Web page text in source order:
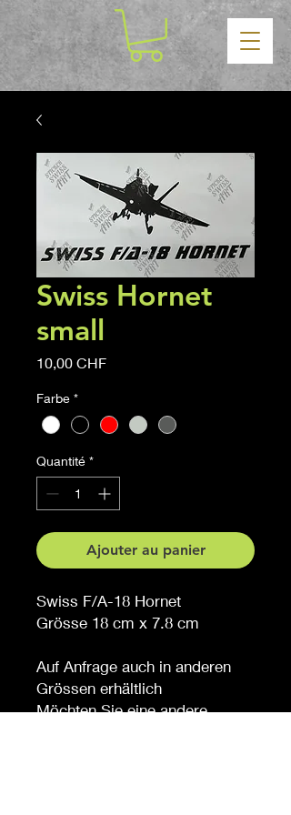
Swiss Hornet
small
10,00 CHFPrix
Farbe *
Quantité *
Ajouter au panier
Swiss F/A-18 Hornet
Grösse 18 cm x 7.8 cm
Auf Anfrage auch in anderen
Grössen erhältlich
Möchten Sie eine andere